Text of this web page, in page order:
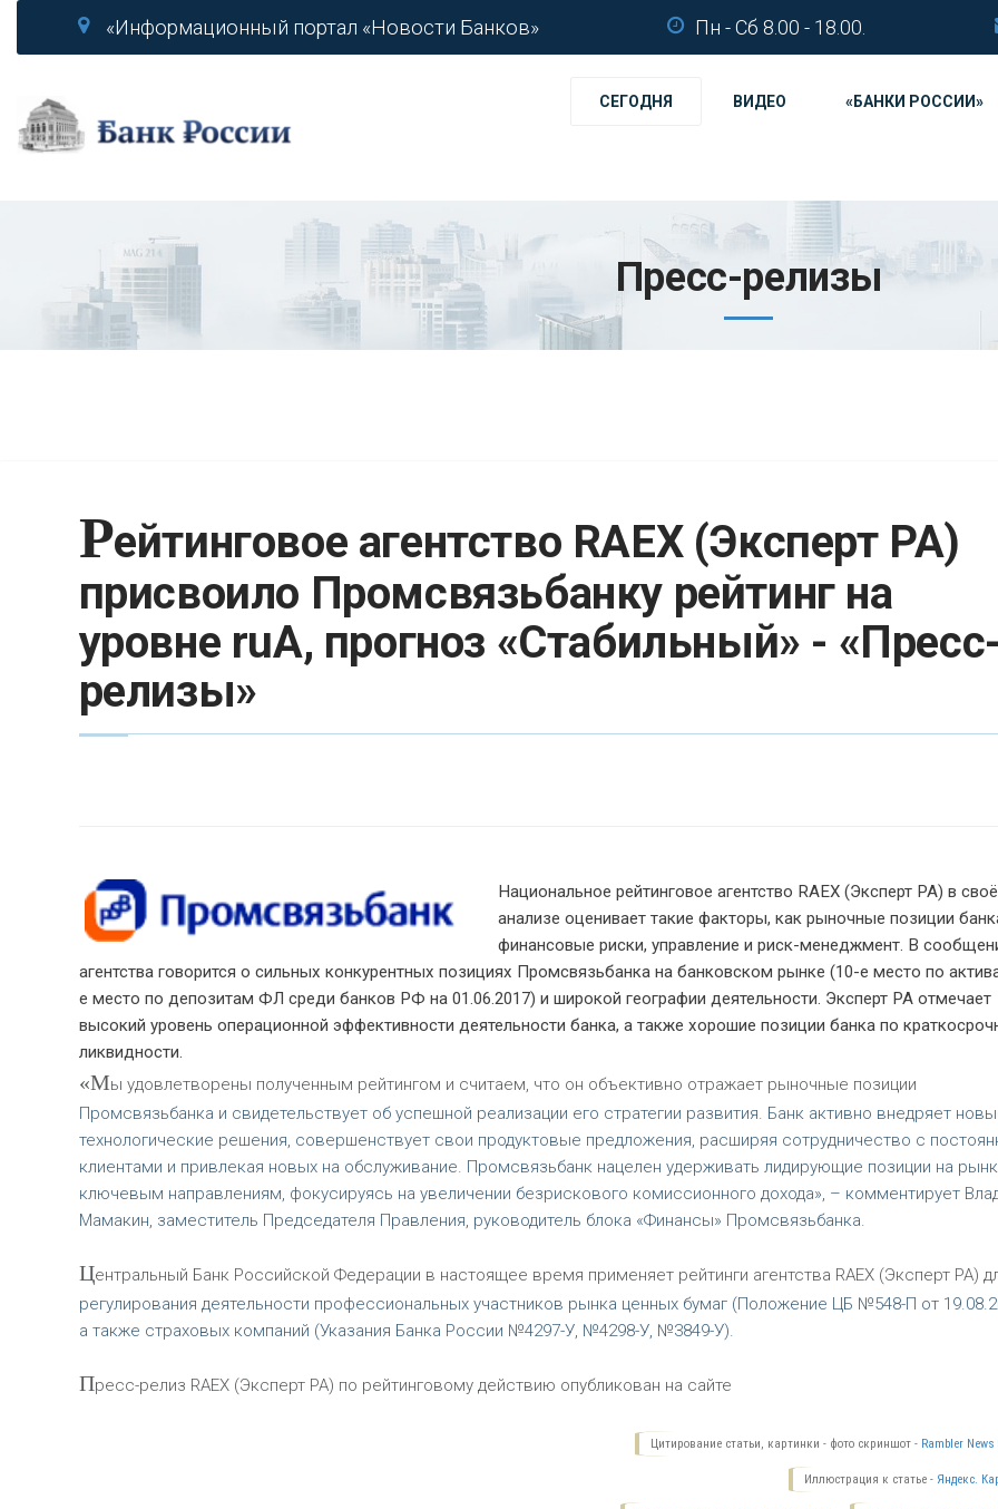
«Информационный портал «Новости Банков» Пн - Сб 8.00 - 18.00.
СЕГОДНЯ ВИДЕО «БАНКИ РОССИИ»
Пресс-релизы
Рейтинговое агентство RAEX (Эксперт РА)
присвоило Промсвязьбанку рейтинг на
уровне ruA, прогноз «Стабильный» - «Пресс-
релизы»
Национальное рейтинговое агентство RAEX (Эксперт РА) в
анализе оценивает такие факторы, как рыночные позиции
финансовые риски, управление и риск-менеджмент. В
агентства говорится о сильных конкурентных позициях Промсвязьбанка на банковском рынке (10-е место по
е место по депозитам ФЛ среди банков РФ на 01.06.2017) и широкой географии деятельности. Эксперт РА отмечает
высокий уровень операционной эффективности деятельности банка, а также хорошие позиции банка по
ликвидности.
«Мы удовлетворены полученным рейтингом и считаем, что он объективно отражает рыночные позиции
Промсвязьбанка и свидетельствует об успешной реализации его стратегии развития. Банк активно внедряет
технологические решения, совершенствует свои продуктовые предложения, расширяя сотрудничество с
клиентами и привлекая новых на обслуживание. Промсвязьбанк нацелен удерживать лидирующие позиции на
ключевым направлениям, фокусируясь на увеличении безрискового комиссионного дохода», – комментирует
Мамакин, заместитель Председателя Правления, руководитель блока «Финансы» Промсвязьбанка.
Центральный Банк Российской Федерации в настоящее время применяет рейтинги агентства RAEX (Эксперт РА)
регулирования деятельности профессиональных участников рынка ценных бумаг (Положение ЦБ №548-П от
а также страховых компаний (Указания Банка России №4297-У, №4298-У, №3849-У).
Пресс-релиз RAEX (Эксперт РА) по рейтинговому действию опубликован на сайте
Цитирование статьи, картинки - фото скриншот - Rambler News
Иллюстрация к статье - Яндекс.